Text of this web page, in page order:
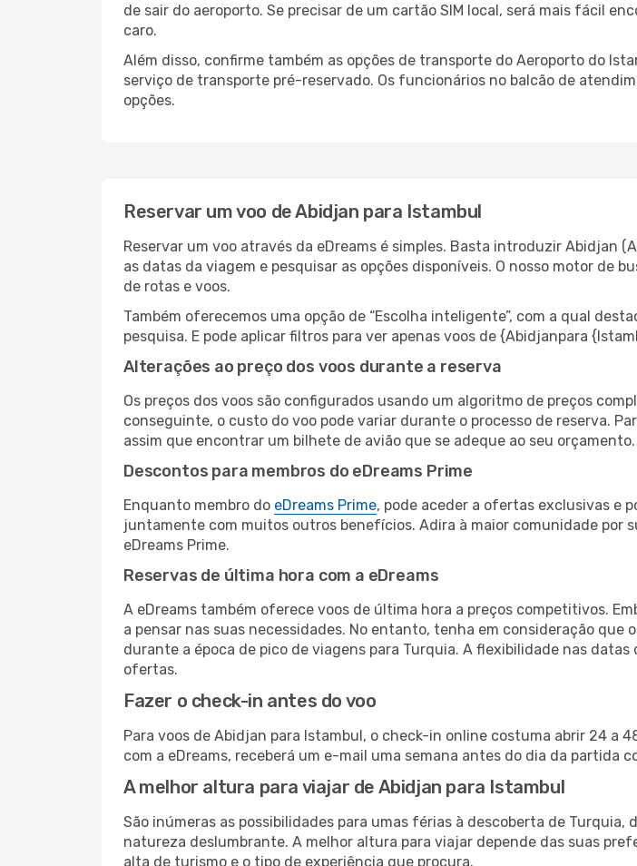
de sair do aeroporto. Se precisar de um cartão SIM local, será mais fácil
caro.
Além disso, confirme também as opções de transporte do Aeroporto do
serviço de transporte pré-reservado. Os funcionários no balcão de
opções.
Reservar um voo de Abidjan para Istambul
Reservar um voo através da eDreams é simples. Basta introduzir Abidjan
as datas da viagem e pesquisar as opções disponíveis. O nosso motor de
de rotas e voos.
Também oferecemos uma opção de “Escolha inteligente”, com a qual
pesquisa. E pode aplicar filtros para ver apenas voos de {Abidjanpara
Alterações ao preço dos voos durante a reserva
Os preços dos voos são configurados usando um algoritmo de preços
conseguinte, o custo do voo pode variar durante o processo de reserva.
assim que encontrar um bilhete de avião que se adeque ao seu orçamento.
Descontos para membros do eDreams Prime
Enquanto membro do eDreams Prime, pode aceder a ofertas exclusivas e
juntamente com muitos outros benefícios. Adira à maior comunidade por
eDreams Prime.
Reservas de última hora com a eDreams
A eDreams também oferece voos de última hora a preços competitivos.
a pensar nas suas necessidades. No entanto, tenha em consideração que
durante a época de pico de viagens para Turquia. A flexibilidade nas
ofertas.
Fazer o check-in antes do voo
Para voos de Abidjan para Istambul, o check-in online costuma abrir 24 a
com a eDreams, receberá um e-mail uma semana antes do dia da partida
A melhor altura para viajar de Abidjan para Istambul
São inúmeras as possibilidades para umas férias à descoberta de
natureza deslumbrante. A melhor altura para viajar depende das suas
alta de turismo e o tipo de experiência que procura.